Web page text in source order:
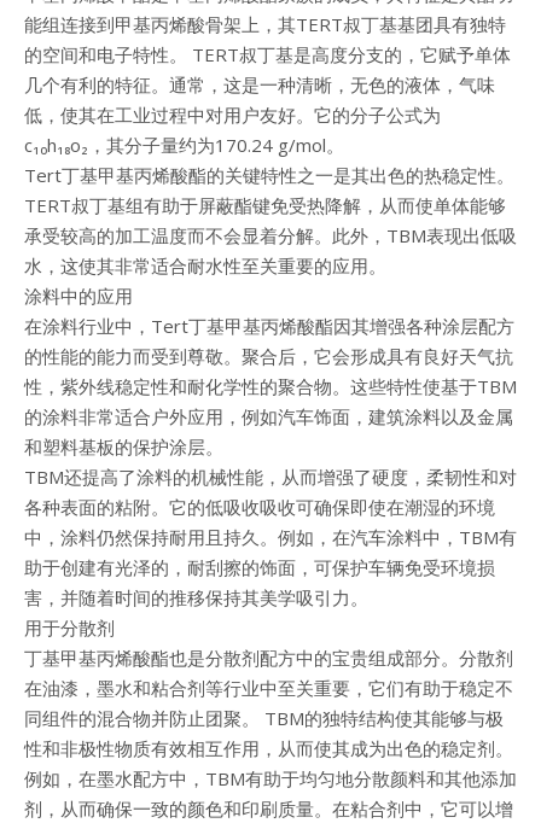
能组连接到甲基丙烯酸骨架上，其TERT叔丁基基团具有独特
的空间和电子特性。 TERT叔丁基是高度分支的，它赋予单体
几个有利的特征。通常，这是一种清晰，无色的液体，气味
低，使其在工业过程中对用户友好。它的分子公式为
c₁₀h₁₈o₂，其分子量约为170.24 g/mol。
Tert丁基甲基丙烯酸酯的关键特性之一是其出色的热稳定性。
TERT叔丁基组有助于屏蔽酯键免受热降解，从而使单体能够
承受较高的加工温度而不会显着分解。此外，TBM表现出低吸
水，这使其非常适合耐水性至关重要的应用。
涂料中的应用
在涂料行业中，Tert丁基甲基丙烯酸酯因其增强各种涂层配方
的性能的能力而受到尊敬。聚合后，它会形成具有良好天气抗
性，紫外线稳定性和耐化学性的聚合物。这些特性使基于TBM
的涂料非常适合户外应用，例如汽车饰面，建筑涂料以及金属
和塑料基板的保护涂层。
TBM还提高了涂料的机械性能，从而增强了硬度，柔韧性和对
各种表面的粘附。它的低吸收吸收可确保即使在潮湿的环境
中，涂料仍然保持耐用且持久。例如，在汽车涂料中，TBM有
助于创建有光泽的，耐刮擦的饰面，可保护车辆免受环境损
害，并随着时间的推移保持其美学吸引力。
用于分散剂
丁基甲基丙烯酸酯也是分散剂配方中的宝贵组成部分。分散剂
在油漆，墨水和粘合剂等行业中至关重要，它们有助于稳定不
同组件的混合物并防止团聚。 TBM的独特结构使其能够与极
性和非极性物质有效相互作用，从而使其成为出色的稳定剂。
例如，在墨水配方中，TBM有助于均匀地分散颜料和其他添加
剂，从而确保一致的颜色和印刷质量。在粘合剂中，它可以增